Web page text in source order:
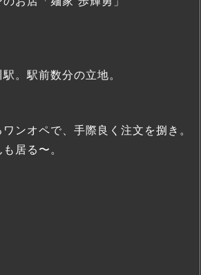
。駅前数分の立地。
ンオペで、手際良く注文を捌き。
居る〜。